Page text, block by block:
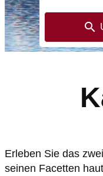
Erleben Sie das
seinen Facetten